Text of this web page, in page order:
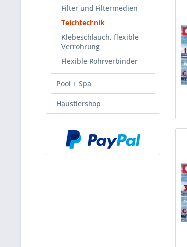
Filter und Filtermedien
Teichtechnik
Klebeschlauch, flexible
Verrohrung
Flexible Rohrverbinder
Pool + Spa
Haustiershop